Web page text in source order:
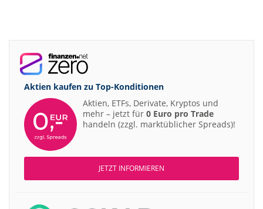
Aktien kaufen zu Top-Konditionen
Aktien, ETFs, Derivate, Kryptos und
mehr – jetzt für 0 Euro pro Trade
handeln (zzgl. marktüblicher Spreads)!
JETZT INFORMIEREN